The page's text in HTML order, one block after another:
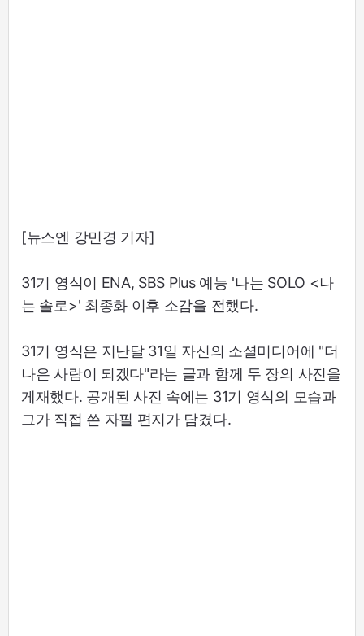
[뉴스엔 강민경 기자]
31기 영식이 ENA, SBS Plus 예능 '나는 SOLO <나
는 솔로>' 최종화 이후 소감을 전했다.
31기 영식은 지난달 31일 자신의 소셜미디어에 "더
나은 사람이 되겠다"라는 글과 함께 두 장의 사진을
게재했다. 공개된 사진 속에는 31기 영식의 모습과
그가 직접 쓴 자필 편지가 담겼다.